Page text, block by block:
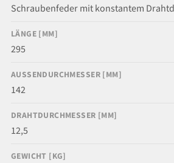
Schraubenfeder mit konstantem
LÄNGE [MM]
295
AUSSENDURCHMESSER [MM]
142
DRAHTDURCHMESSER [MM]
12,5
GEWICHT [KG]